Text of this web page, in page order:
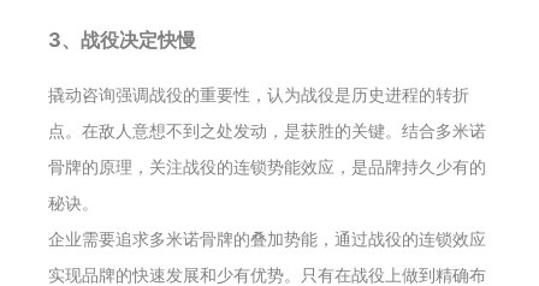
3、战役决定快慢
撬动咨询强调战役的重要性，认为战役是历史进程的转折
点。在敌人意想不到之处发动，是获胜的关键。结合多米诺
骨牌的原理，关注战役的连锁势能效应，是品牌持久少有的
秘诀。
企业需要追求多米诺骨牌的叠加势能，通过战役的连锁效应
实现品牌的快速发展和少有优势。只有在战役上做到精确布